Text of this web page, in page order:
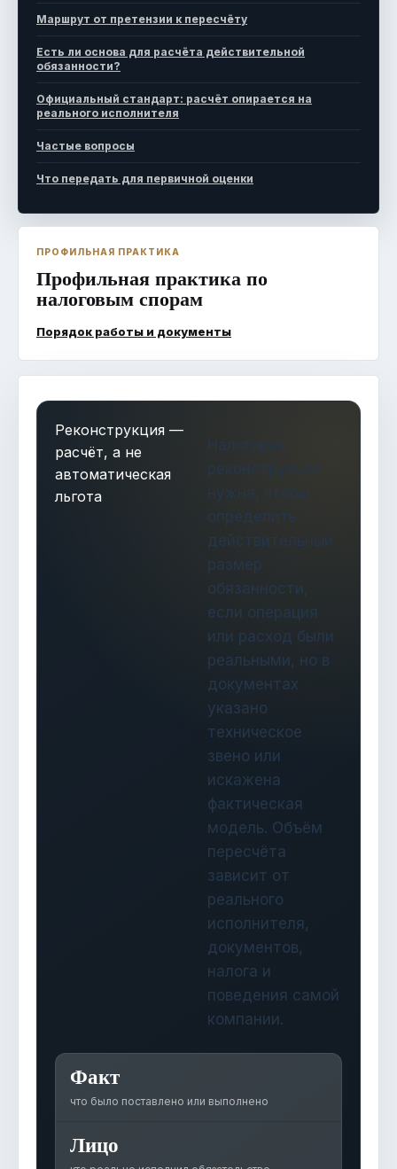
Маршрут от претензии к пересчёту
Есть ли основа для расчёта действительной
обязанности?
Официальный стандарт: расчёт опирается на
реального исполнителя
Частые вопросы
Что передать для первичной оценки
ПРОФИЛЬНАЯ ПРАКТИКА
Профильная практика по
налоговым спорам
Порядок работы и документы
Реконструкция —
расчёт, а не
автоматическая
льгота
Налоговая
реконструкция
нужна, чтобы
определить
действительный
размер
обязанности,
если операция
или расход были
реальными, но в
документах
указано
техническое
звено или
искажена
фактическая
модель. Объём
пересчёта
зависит от
реального
исполнителя,
документов,
налога и
поведения самой
компании.
Факт
что было поставлено или выполнено
Лицо